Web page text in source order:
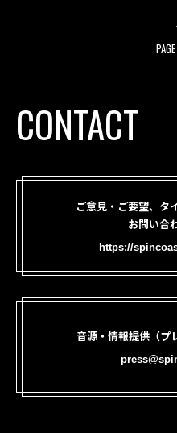
CONTACT
ご意見・ご要望、タ
お問い合
https://
音源・情報提供（プ